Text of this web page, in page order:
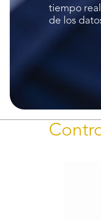
tiempo
de los